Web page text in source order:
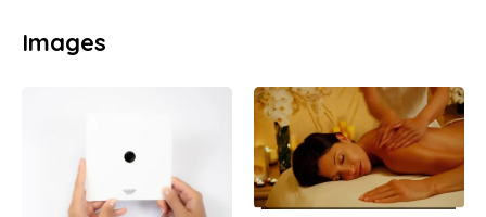
Images